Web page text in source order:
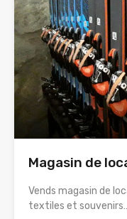
Magasin de
Vends magasin de
textiles et